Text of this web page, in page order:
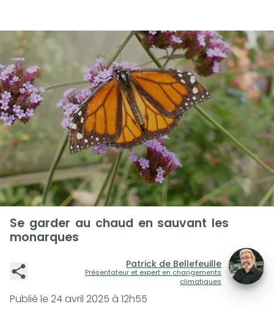
Se garder au chaud en sauvant les
monarques
Patrick de Bellefeuille
Présentateur et expert en changements
climatiques
Publié le 24 avril 2025 à 12h55